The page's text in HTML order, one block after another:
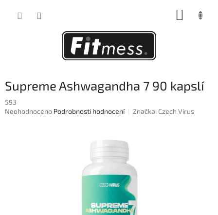
Supreme Ashwagandha 7 90 kapslí
593
Průměrné
Neohodnoceno Podrobnosti hodnocení Značka: Czech Virus